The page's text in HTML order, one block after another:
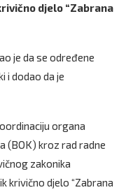
djelo “Zabrana
je da se određene
i dodao da je
organa
(BOK) kroz rad radne
zakonika
krivično djelo “Zabrana